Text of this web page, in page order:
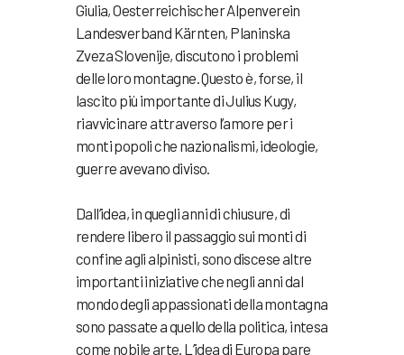
Giulia, Oesterreichischer Alpenverein
Landesverband Kärnten, Planinska
Zveza Slovenije, discutono i problemi
delle loro montagne. Questo è, forse, il
lascito più importante di Julius Kugy,
riavvicinare attraverso l’amore per i
monti popoli che nazionalismi, ideologie,
guerre avevano diviso.
Dall’idea, in quegli anni di chiusure, di
rendere libero il passaggio sui monti di
confine agli alpinisti, sono discese altre
importanti iniziative che negli anni dal
mondo degli appassionati della montagna
sono passate a quello della politica, intesa
come nobile arte. L’idea di Europa pare